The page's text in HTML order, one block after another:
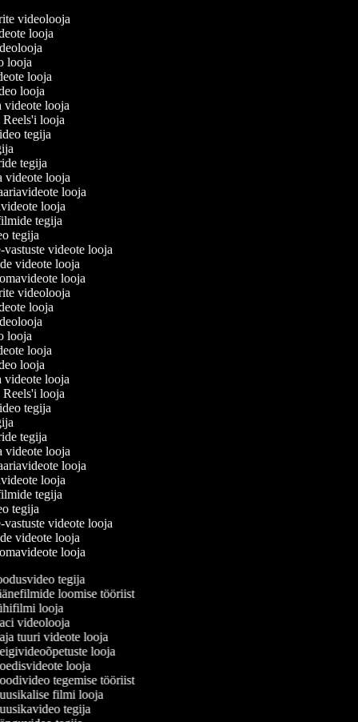
videolooja
looja
looja
looja
looja
videote looja
Reels'i looja
tegija
tegija
videote looja
looja
looja
tegija
tegija
vastuste videote looja
videote looja
looja
videolooja
looja
looja
looja
looja
videote looja
Reels'i looja
tegija
tegija
videote looja
looja
looja
tegija
tegija
vastuste videote looja
videote looja
looja
tegija
loomise tööriist
looja
videolooja
tuuri videote looja
looja
looja
tegemise tööriist
filmi looja
tegija